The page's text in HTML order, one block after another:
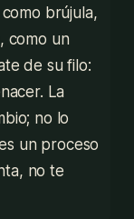
brújula,
como un
de su filo:
La
no lo
un proceso
no te